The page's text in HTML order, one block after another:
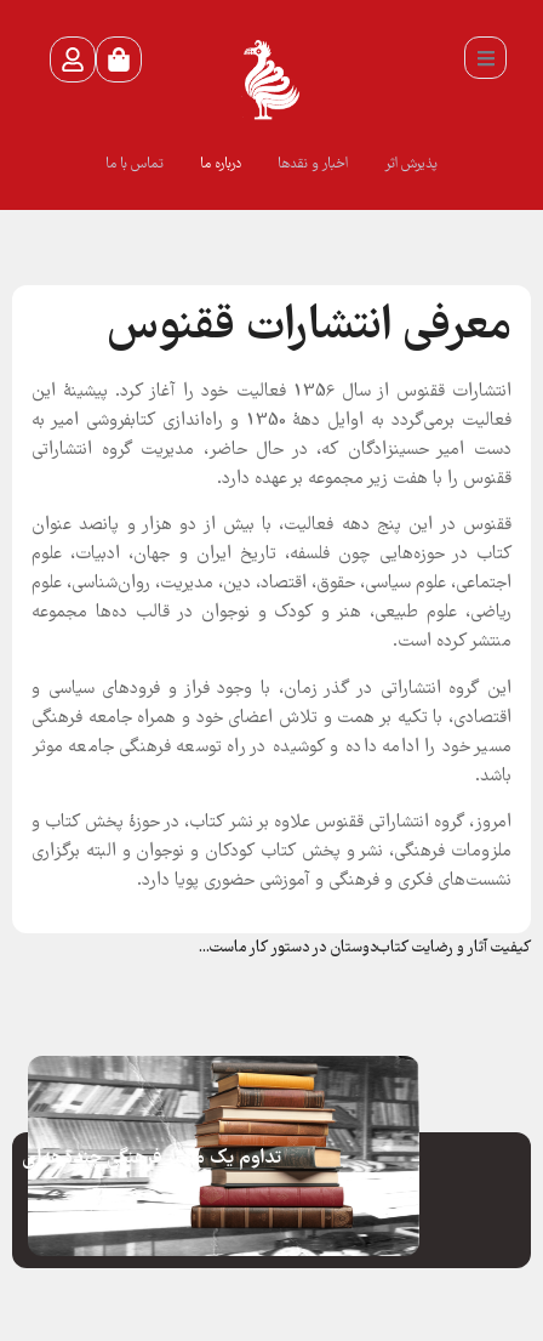
پذیرش اثر اخبار و نقدها درباره ما تماس با ما
کیفیت آثار و رضایت کتاب‌دوستان در دستور کار ماست...
معرفی انتشارات ققنوس
انتشارات ققنوس از سال 1356 فعالیت خود را آغاز کرد. پیشینۀ این
فعالیت برمی‌گردد به اوایل دهۀ 1350 و راه‌اندازی کتابفروشی امیر به
دست امیر حسین‎زادگان که، در حال حاضر، مدیریت گروه انتشاراتی
ققنوس را با هفت زیر مجموعه بر عهده دارد.
ققنوس در این پنج دهه فعالیت، با بیش از دو هزار و پانصد عنوان
کتاب در حوزه‌هایی چون فلسفه، تاریخ ایران و جهان، ادبیات، علوم
اجتماعی، علوم سیاسی، حقوق، اقتصاد، دین، مدیریت، روان‌شناسی، علوم
ریاضی، علوم طبیعی، هنر و کودک و نوجوان در قالب ده‌ها مجموعه
منتشر کرده است.
این گروه انتشاراتی در گذر زمان، با وجود فراز و فرودهای سیاسی و
اقتصادی، با تکیه بر همت و تلاش اعضای خود و همراه جامعه فرهنگی
مسیر خود را ادامه داده و کوشیده در راه توسعه فرهنگی جامعه موثر
باشد.
امروز، گروه انتشاراتی ققنوس علاوه بر نشر کتاب، در حوزۀ پخش کتاب و
ملزومات فرهنگی، نشر و پخش کتاب کودکان و نوجوان و البته برگزاری
نشست‌های فکری و فرهنگی و آموزشی حضوری پویا دارد.
تداوم یک مسیر فرهنگی چنددهه‌ای